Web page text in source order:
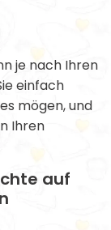
je nach Ihren
einfach
mögen, und
Ihren
auf